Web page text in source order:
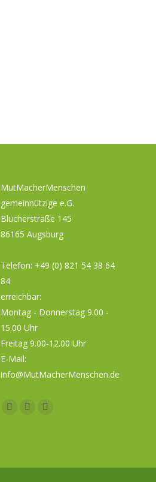
MutMacherMenschen
gemeinnützige e.G.
Blücherstraße 145
86165 Augsburg
Telefon: +49 (0) 821 54 38 64
84
erreichbar:
Montag - Donnerstag 9.00 -
15.00 Uhr
Freitag 9.00-12.00 Uhr
E-Mail:
info@MutMacherMenschen.de
Facebook
YouTubeInstagram